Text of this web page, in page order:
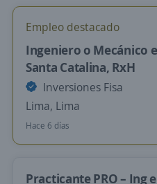
Empleo destacado
Ingeniero o Mecánico
Santa Catalina, RxH
Inversiones Fisa
Lima, Lima
Hace 6 días
Practicante PRO – Ing